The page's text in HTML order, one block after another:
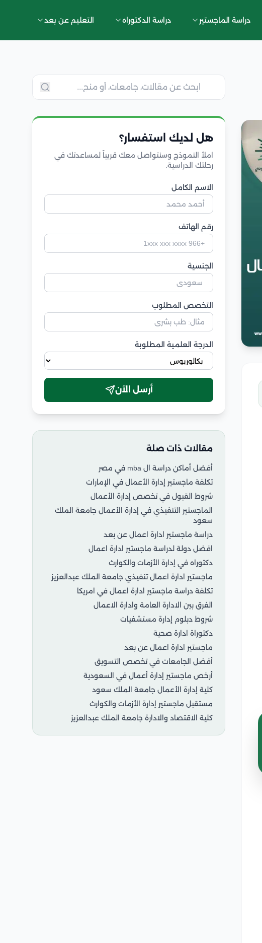
دراسة الماجستير دراسة الدكتوراه التعليم عن بعد
هل لديك استفسار؟
املأ النموذج وسنتواصل معك قريباً لمساعدتك في
رحلتك الدراسية.
الاسم الكامل
رقم الهاتف
الجنسية
التخصص المطلوب
الدرجة العلمية المطلوبة
أرسل الآن
مقالات ذات صلة
أفضل أماكن دراسة ال mba في مصر
تكلفة ماجستير إدارة الأعمال في الإمارات
شروط القبول في تخصص إدارة الأعمال
الماجستير التنفيذي في إدارة الأعمال جامعة الملك
سعود
دراسة ماجستير ادارة اعمال عن بعد
افضل دولة لدراسة ماجستير ادارة اعمال
دكتوراه في إدارة الأزمات والكوارث
ماجستير ادارة اعمال تنفيذي جامعة الملك عبدالعزيز
تكلفة دراسة ماجستير ادارة اعمال في امريكا
الفرق بين الادارة العامة وادارة الاعمال
شروط دبلوم إدارة مستشفيات
دكتوراة ادارة صحية
ماجستير ادارة اعمال عن بعد
أفضل الجامعات في تخصص التسويق
أرخص ماجستير إدارة أعمال في السعودية
كلية إدارة الأعمال جامعة الملك سعود
مستقبل ماجستير إدارة الأزمات والكوارث
كلية الاقتصاد والادارة جامعة الملك عبدالعزيز